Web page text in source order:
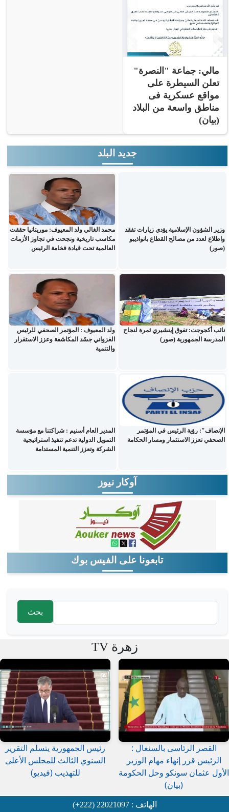
مالي: جماعة "النصرة"
تعلن السيطرة على
مواقع عسكرية فى
مناطق واسعة من البلاد
(بيان)
جديد البلد
وزير الشؤون الإسلامية يؤدي زيارات تفقد
واطلاع لعدد من مصالح القطاع بانواذيبو
(صور)
محمد الغالي ولد المعيوف: موريتانيا حققت
مكاسب تاريخية ونجحت في تجاوز الأزمات
العالمية تحت قيادة فخامة الرئيس
نائب أكجوجت: تفوق إينشيري ثمرة لنجاح
المدرسة الجمهورية (صور)
ولد المعيوف : المؤتمر الصحفي للرئيس
الغزواني جسّد المكاشفة وعزز الاستقرار
والتنمية
الإنصاف": رؤية الرئيس في المؤتمر
الصحفي تعزز الاستثمار ومسار الحكامة
المدير العام أسنيم : شراكتنا مع مؤسسة
التمويل الدولية تدعم تنفيذ استراتيجية
الشركة وتعزز التنمية المستدامة
آوكار نيوز
تابعونا على الفيس بوك
‏بحث ‏
زهرة TV
القصر الرئاسى بالسنغال :
الرئيس قرر إنهاء مهام الوزير
الأول عثمان سونكو وحل الحكومة
(بيان)
رئيس الجمهورية يتسلم التقرير
السنوي الثالث للمجلس الأعلى
للتهذيب (فيديو)
الهاتف : 22021097 (222+)